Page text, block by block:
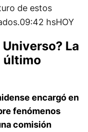
de estos
hsHOY
La
último
encargó en
fenómenos
comisión